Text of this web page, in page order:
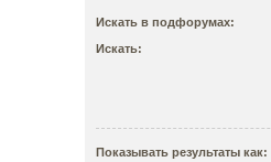
Искать в подфорумах:
Искать:
Показывать результаты как: